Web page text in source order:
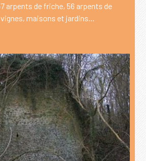
arpents de friche, 56 arpents de
maisons et jardins...